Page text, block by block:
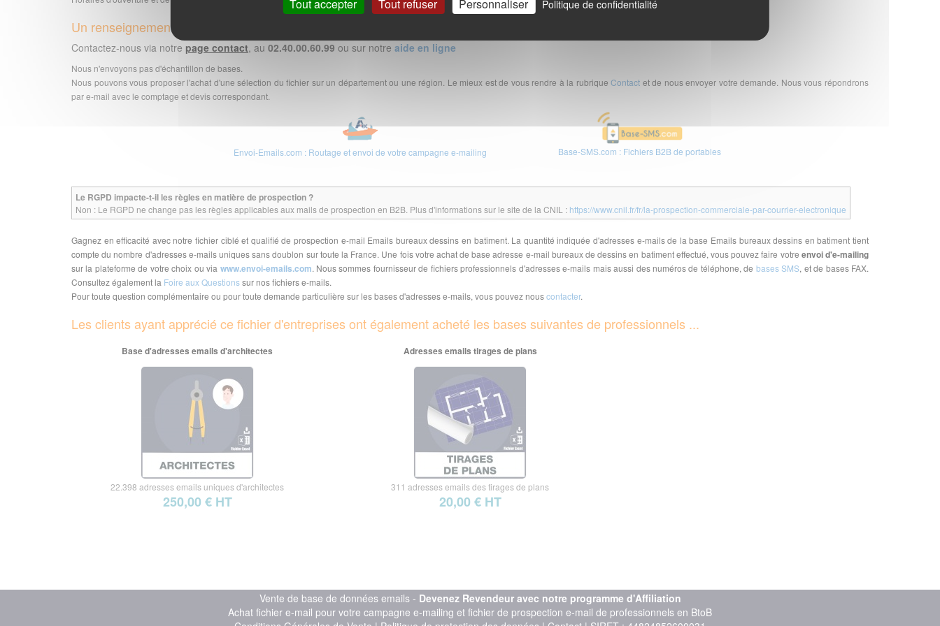
Un renseignement ? Des questions ?
Contactez-nous via notre page contact, au 02.40.00.60.99 ou sur notre aide en ligne
Nous n'envoyons pas d'échantillon de bases.
Nous pouvons vous proposer l'achat d'une sélection du fichier sur un département ou une région. Le mieux est de vous rendre à la rubriqueContact et de nous envoyer votre demande. Nous vous répondrons
par e-mail avec le comptage et devis correspondant.
Envoi-Emails.com : Routage et envoi de votre campagne e-mailing Base-SMS.com : Fichiers B2B de portables
Le RGPD impacte-t-il les règles en matière de prospection ?
Non : Le RGPD ne change pas les règles applicables aux mails de prospection en B2B. Plus d'informations sur le site de la CNIL : https://www.cnil.fr/fr/la-prospection-commerciale-par-courrier-electronique
Gagnez en efficacité avec notre fichier ciblé et qualifié de prospection e-mail Emails bureaux dessins en batiment. La quantité indiquée d'adresses e-mails de la base Emails bureaux dessins en batiment tient
compte du nombre d'adresses e-mails uniques sans doublon sur toute la France. Une fois votre achat de base adresse e-mail bureaux de dessins en batiment effectué, vous pouvez faire votre envoi d'e-mailing
sur la plateforme de votre choix ou via www.envoi-emails.com. Nous sommes fournisseur de fichiers professionnels d'adresses e-mails mais aussi des numéros de téléphone, de bases SMS, et de bases FAX.
Consultez également la Foire aux Questionssur nos fichiers e-mails.
Pour toute question complémentaire ou pour toute demande particulière sur les bases d'adresses e-mails, vous pouvez nouscontacter.
Les clients ayant apprécié ce fichier d'entreprises ont également acheté les bases suivantes de professionnels ...
Base d'adresses emails d'architectes
22.398 adresses emails uniques d'architectes
250,00 € HT
Adresses emails tirages de plans
311 adresses emails des tirages de plans
20,00 € HT
Vente de base de données emails - Devenez Revendeur avec notre programme d'Affiliation
Achat fichier e-mail pour votre campagne e-mailing et fichier de prospection e-mail de professionnels en BtoB
Tout accepter Tout refuser Personnaliser Politique de confidentialité